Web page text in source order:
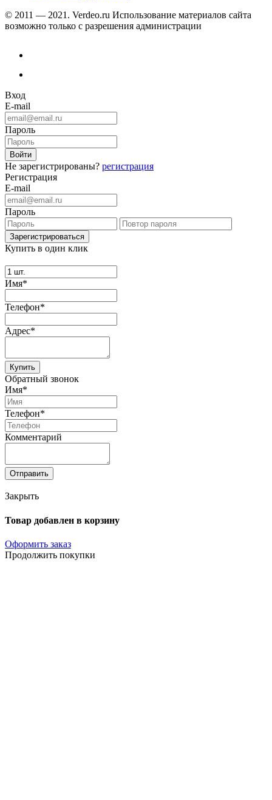
© 2011 — 2021. Verdeo.ru Использование материалов сайта
возможно только с разрешения администрации
Вход
E-mail
Пароль
Не зарегистрированы? регистрация
Регистрация
E-mail
Пароль
Купить в один клик
Имя*
Телефон*
Адрес*
Купить
Обратный звонок
Имя*
Телефон*
Комментарий
Отправить
Закрыть
Товар добавлен в корзину
Оформить заказ
Продолжить покупки